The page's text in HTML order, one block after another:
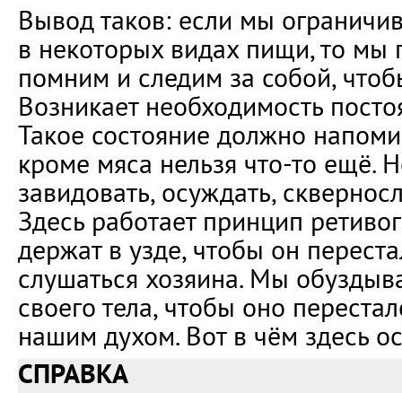
Вывод таков: если мы
в некоторых видах пищи, то мы
помним и следим за собой,
Возникает необходимость
Такое состояние должно
кроме мяса нельзя что-то ещё.
завидовать, осуждать,
Здесь работает принцип
держат в узде, чтобы он
слушаться хозяина. Мы
своего тела, чтобы оно
нашим духом. Вот в чём здесь
СПРАВКА